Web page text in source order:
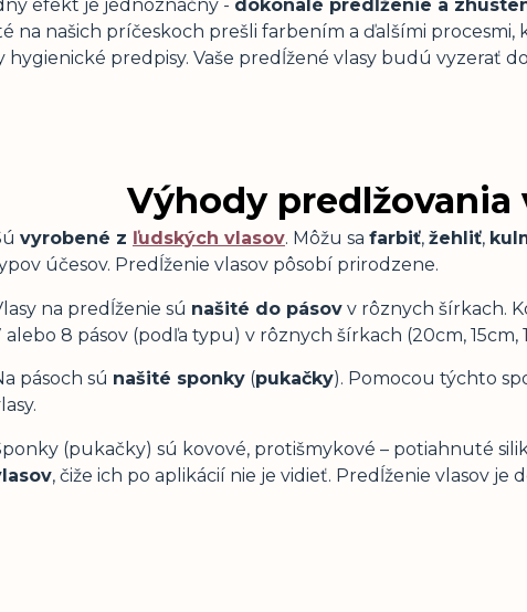
efekt je jednoznačný - dokonalé predĺženie a
na našich príčeskoch prešli farbením a ďalšími procesmi,
hygienické predpisy. Vaše predĺžené vlasy budú vyzerať
Výhody predlžovania
vyrobené z ľudských vlasov. Môžu sa farbiť, žehliť,
účesov. Predĺženie vlasov pôsobí prirodzene.
na predĺženie sú našité do pásov v rôznych šírkach.
alebo 8 pásov (podľa typu) v rôznych šírkach (20cm, 15cm,
pásoch sú našité sponky (pukačky). Pomocou týchto
(pukačky) sú kovové, protišmykové – potiahnuté
, čiže ich po aplikácií nie je vidieť. Predĺženie vlasov je